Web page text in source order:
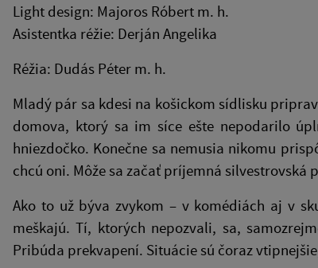
Light design: Majoros Róbert m. h.
Asistentka réžie: Derján Angelika
Réžia: Dudás Péter m. h.
Mladý pár sa kdesi na košickom sídlisku
domova, ktorý sa im síce ešte nepodarilo
hniezdočko. Konečne sa nemusia nikomu
chcú oni. Môže sa začať príjemná silvestrovská
Ako to už býva zvykom – v komédiách aj v
meškajú. Tí, ktorých nepozvali, sa,
Pribúda prekvapení. Situácie sú čoraz